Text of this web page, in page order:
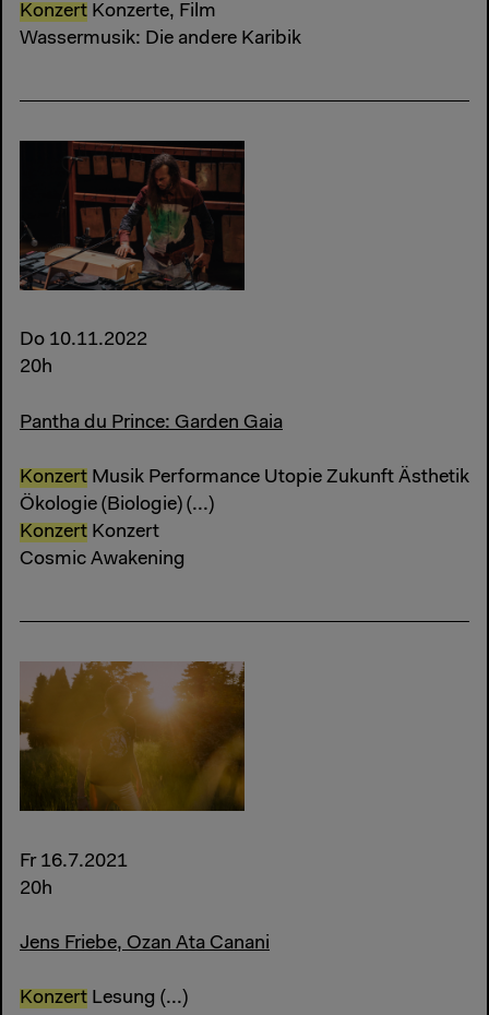
Konzert Konzerte, Film
Wassermusik: Die andere Karibik
Do 10.11.2022
20h
Pantha du Prince: Garden Gaia
Konzert Musik Performance Utopie Zukunft Ästhetik
Ökologie (Biologie) (...)
Konzert Konzert
Cosmic Awakening
Fr 16.7.2021
20h
Jens Friebe, Ozan Ata Canani
Konzert Lesung (...)